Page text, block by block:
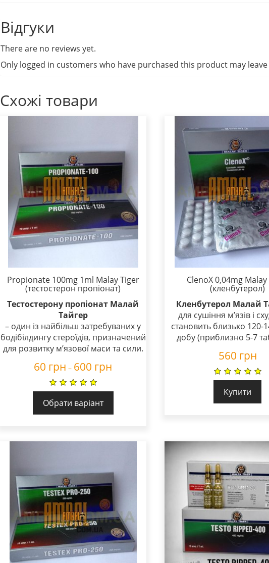
Відгуки
There are no reviews yet.
Only logged in customers who have purchased this product may leave
Схожі товари
Propionate 100mg 1ml Malay Tiger
(тестостерон пропіонат)
Тестостерону пропіонат Малай
Тайгер
– один із найбільш затребуваних у
бодібілдингу стероїдів, призначений
для розвитку м’язової маси та сили.
60 грн – 600 грн
Обрати варіант
ClenoX 0,04mg
(кленбутерол)
Кленбутерол Малай
для сушіння м’язів і
становить близько 120-
добу (приблизно 5-7
560 грн
Купити